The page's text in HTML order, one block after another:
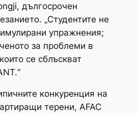
дългосрочен
„Студентите не
упражнения;
за проблеми в
се сблъскват
конкуренция на
терени, AFAC